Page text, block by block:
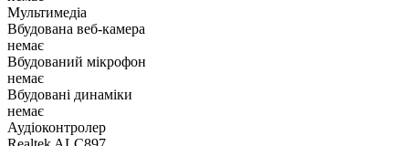
Мультимедіа
Вбудована веб-камера
немає
Вбудований мікрофон
немає
Вбудовані динаміки
немає
Аудіоконтролер